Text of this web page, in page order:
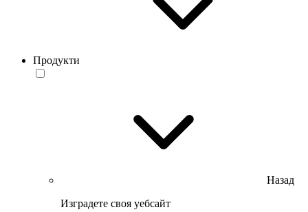
Продукти
Назад
Изградете своя уебсайт